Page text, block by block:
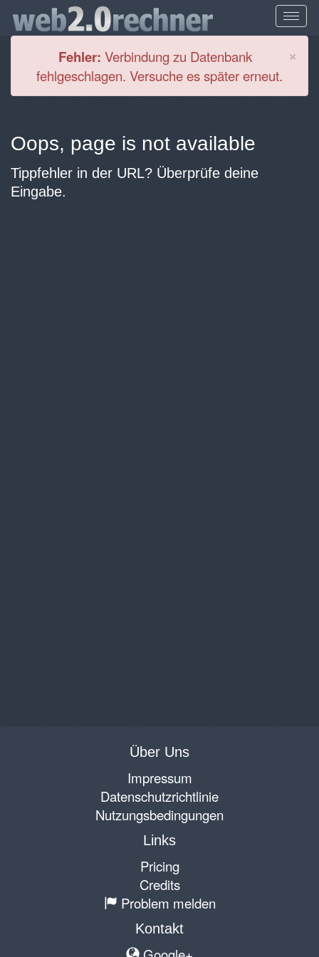
×
Fehler: Verbindung zu Datenbank
fehlgeschlagen. Versuche es später erneut.
Oops, page is not available
Tippfehler in der URL? Überprüfe deine
Eingabe.
Über Uns
Impressum
Datenschutzrichtlinie
Nutzungsbedingungen
Links
Pricing
Credits
Problem melden
Kontakt